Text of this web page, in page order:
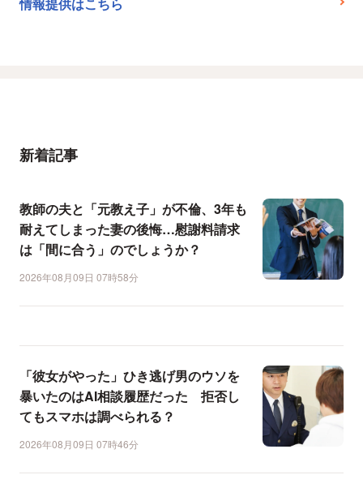
新着記事
教師の夫と「元教え子」が不倫、3年も
耐えてしまった妻の後悔…慰謝料請求
は「間に合う」のでしょうか？
2026年08月09日 07時58分
「彼女がやった」ひき逃げ男のウソを
暴いたのはAI相談履歴だった 拒否し
てもスマホは調べられる？
2026年08月09日 07時46分